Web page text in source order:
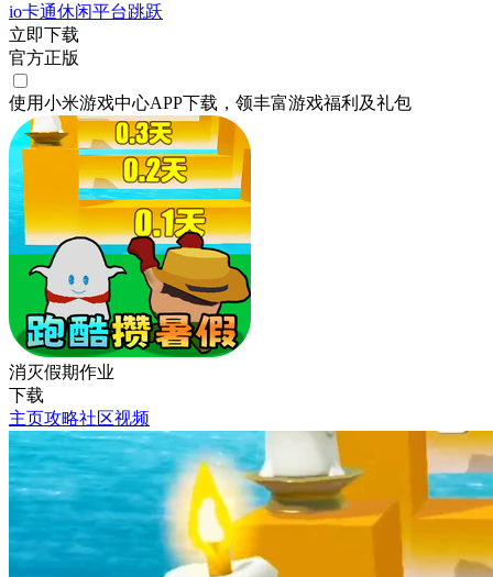
io卡通休闲平台跳跃
立即下载
官方正版
使用小米游戏中心APP下载 ，领丰富游戏福利 及礼包
消灭假期作业
下载
主页攻略社区视频